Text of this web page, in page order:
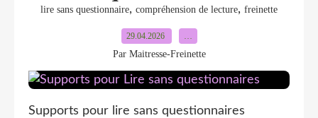
lire sans questionnaire, compréhension de lecture, freinette
29.04.2026 …
Par Maitresse-Freinette
Supports pour lire sans questionnaires